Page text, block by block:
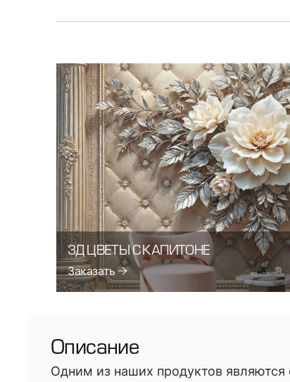
3Д ЦВЕТЫ С КАПИТОНЕ
Заказать
Описание
Одним из наших продуктов